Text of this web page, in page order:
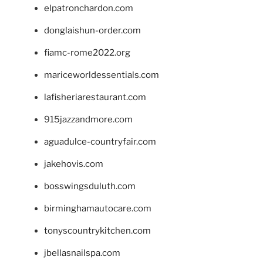
elpatronchardon.com
donglaishun-order.com
fiamc-rome2022.org
mariceworldessentials.com
lafisheriarestaurant.com
915jazzandmore.com
aguadulce-countryfair.com
jakehovis.com
bosswingsduluth.com
birminghamautocare.com
tonyscountrykitchen.com
jbellasnailspa.com